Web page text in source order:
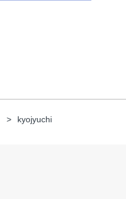
kyojyuchi